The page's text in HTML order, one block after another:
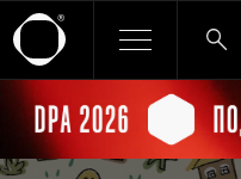
Ссылка баннера